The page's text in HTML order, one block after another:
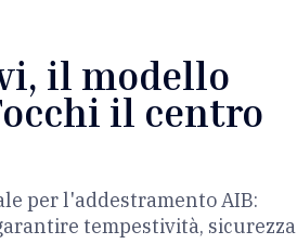
il modello
il centro
per l'addestramento AIB:
tempestività, sicurezza